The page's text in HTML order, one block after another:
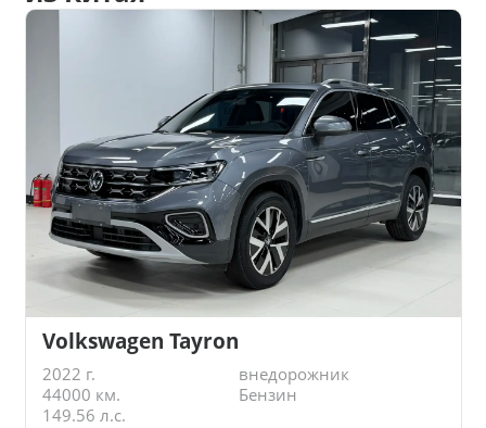
Volkswagen Tayron
2022 г.
внедорожник
44000 км.
Бензин
149.56 л.с.